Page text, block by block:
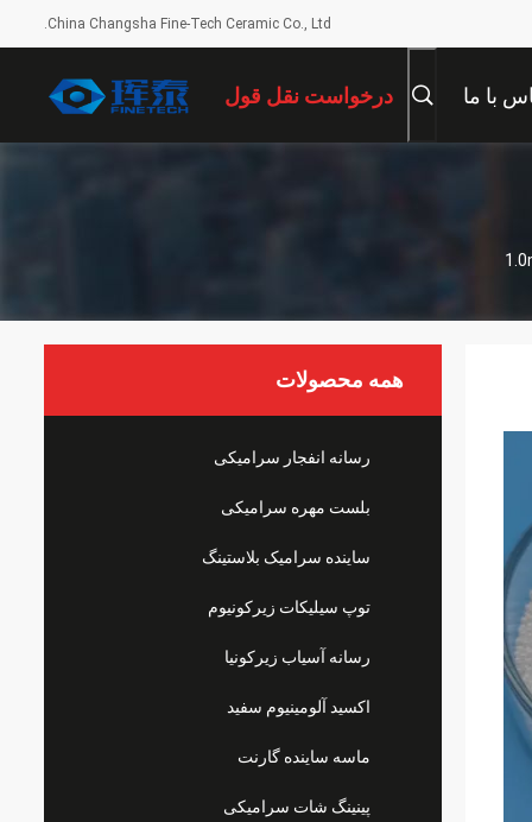
China Changsha Fine-Tech Ceramic Co., Ltd.
با ما درخواست نقل قول
همه محصولات
رسانه انفجار سرامیکی
بلست مهره سرامیکی
ساینده سرامیک بلاستینگ
توپ سیلیکات زیرکونیوم
رسانه آسیاب زیرکونیا
اکسید آلومینیوم سفید
ماسه ساینده گارنت
پینینگ شات سرامیکی